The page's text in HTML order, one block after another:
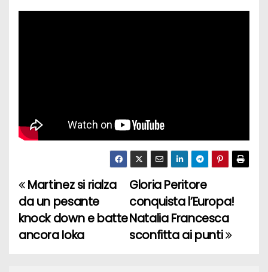
N
a
v
Gloria Peritore
conquista l’Europa!
Natalia Francesca
sconfitta ai punti
Martinez si rialza
da un pesante
knock down e batte
ancora Ioka